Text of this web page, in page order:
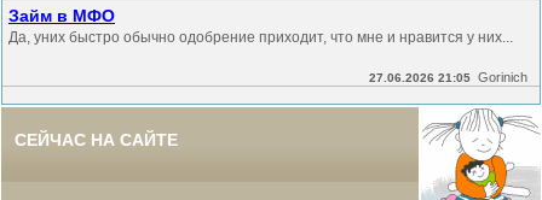
Займ в МФО
Да, уних быстро обычно одобрение приходит, что мне и нравится у них...
27.06.2026 21:05 Gorinich
СЕЙЧАС НА САЙТЕ